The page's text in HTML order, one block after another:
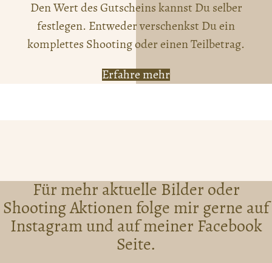
Den Wert des Gutscheins kannst Du selber
festlegen. Entweder verschenkst Du ein
komplettes Shooting oder einen Teilbetrag.
Erfahre mehr
Für mehr aktuelle Bilder oder
Shooting Aktionen folge mir gerne auf
Instagram und auf meiner Facebook
Seite.